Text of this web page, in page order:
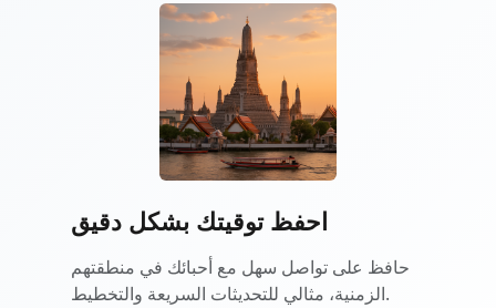
احفظ توقيتك بشكل دقيق
حافظ على تواصل سهل مع أحبائك في منطقتهم
الزمنية، مثالي للتحديثات السريعة والتخطيط.